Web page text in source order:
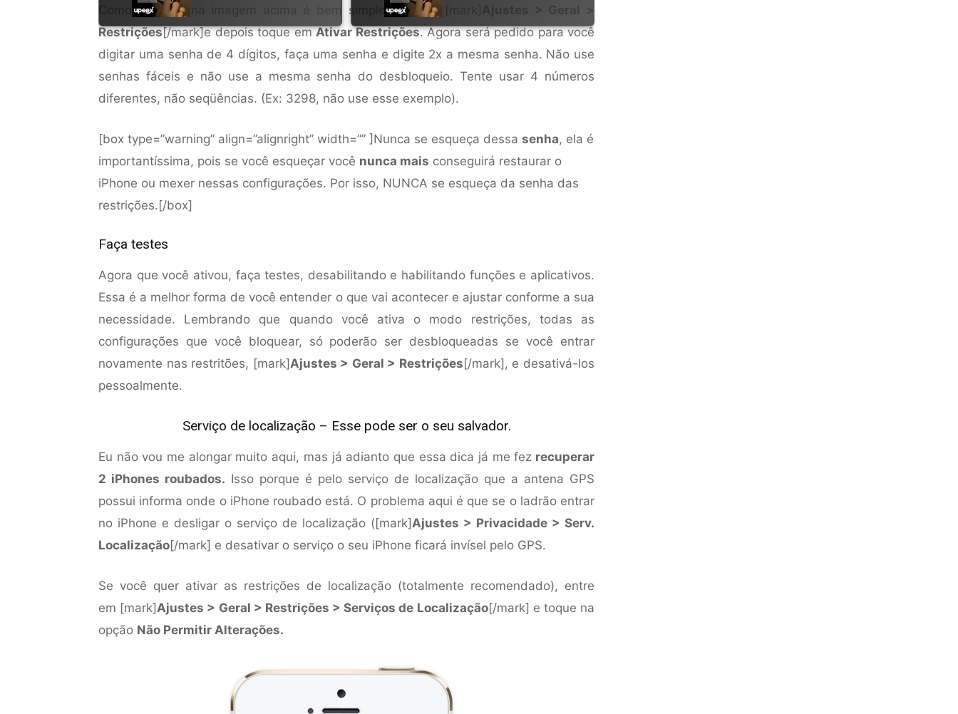
Como você vê na imagem acima é bem simples, vá em [mark]
Ajustes > Geral >
Restrições[/mark]e depois toque emAtivar Restrições. Agora será pedido para você
digitar uma senha de 4 dígitos, faça uma senha e digite 2x a mesma senha. Não use
senhas fáceis e não use a mesma senha do desbloqueio. Tente usar 4 números
diferentes, não seqüências. (Ex: 3298, não use esse exemplo).
[box type=”warning” align=”alignright” width=”” ]Nunca se esqueça dessa senha, ela é
importantíssima, pois se você esqueçar você nunca mais conseguirá restaurar o
iPhone ou mexer nessas configurações. Por isso, NUNCA se esqueça da senha das
restrições.[/box]
Faça testes
Agora que você ativou, faça testes, desabilitando e habilitando funções e aplicativos.
Essa é a melhor forma de você entender o que vai acontecer e ajustar conforme a sua
necessidade. Lembrando que quando você ativa o modo restrições, todas as
configurações que você bloquear, só poderão ser desbloqueadas se você entrar
novamente nas restritões, [mark]Ajustes > Geral > Restrições [/mark], e desativá-los
pessoalmente.
Serviço de localização – Esse pode ser o seu salvador.
Eu não vou me alongar muito aqui, mas já adianto que essa dica já me fez recuperar
2 iPhones roubados. Isso porque é pelo serviço de localização que a antena GPS
possui informa onde o iPhone roubado está. O problema aqui é que se o ladrão entrar
no iPhone e desligar o serviço de localização ([mark]Ajustes > Privacidade > Serv.
Localização[/mark] e desativar o serviço o seu iPhone ficará invísel pelo GPS.
Se você quer ativar as restrições de localização (totalmente recomendado), entre
em [mark]Ajustes > Geral > Restrições > Serviços de Localização[/mark] e toque na
opção Não Permitir Alterações.